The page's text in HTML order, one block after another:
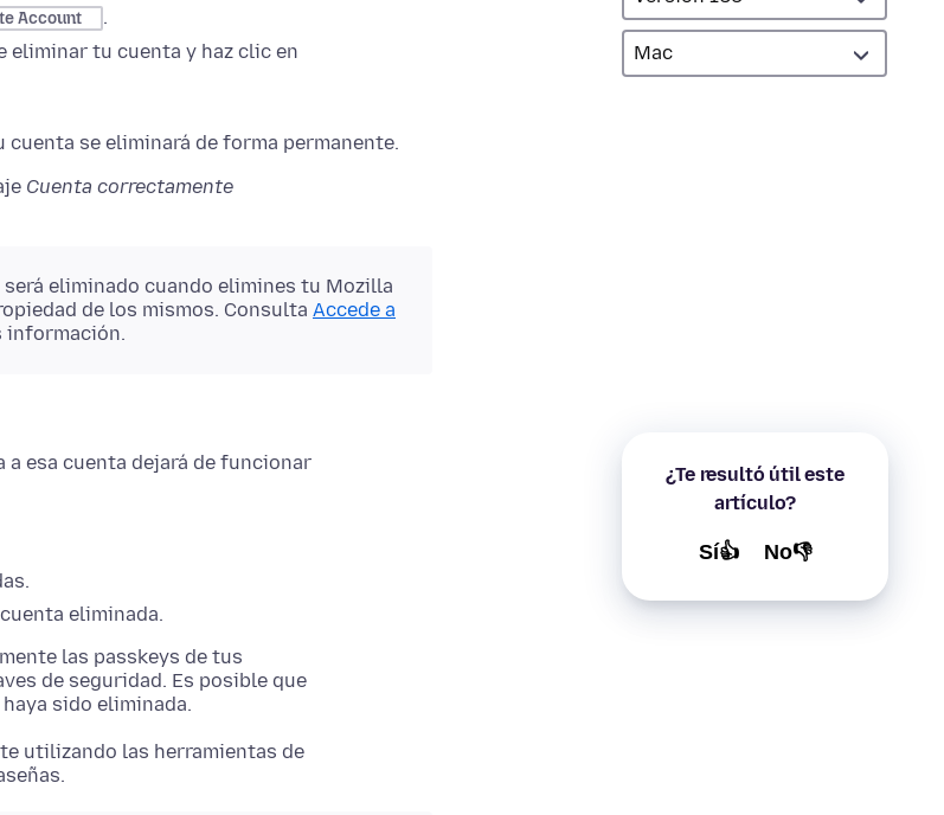
¿Te resultó útil este
artículo?
Sí👍 No👎
Account
.
eliminar tu cuenta y haz clic en
cuenta se eliminará de forma permanente.
Cuenta correctamente
eliminado cuando elimines tu Mozilla
de los mismos. Consulta Accede a
información.
esa cuenta dejará de funcionar
eliminada.
las passkeys de tus
de seguridad. Es posible que
sido eliminada.
utilizando las herramientas de